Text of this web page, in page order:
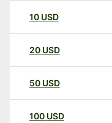
10 USD
20 USD
50 USD
100 USD